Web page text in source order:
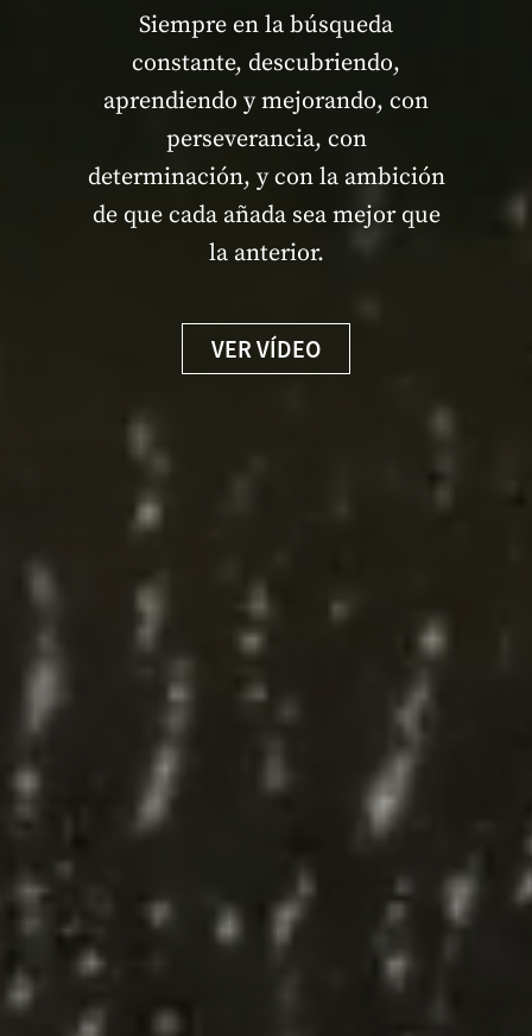
Siempre en la búsqueda
constante, descubriendo,
aprendiendo y mejorando, con
perseverancia, con
determinación, y con la ambición
de que cada añada sea mejor que
la anterior.
VER VÍDEO